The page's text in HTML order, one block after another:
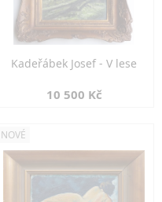
Kadeřábek Josef - V lese
10 500 Kč
NOVÉ